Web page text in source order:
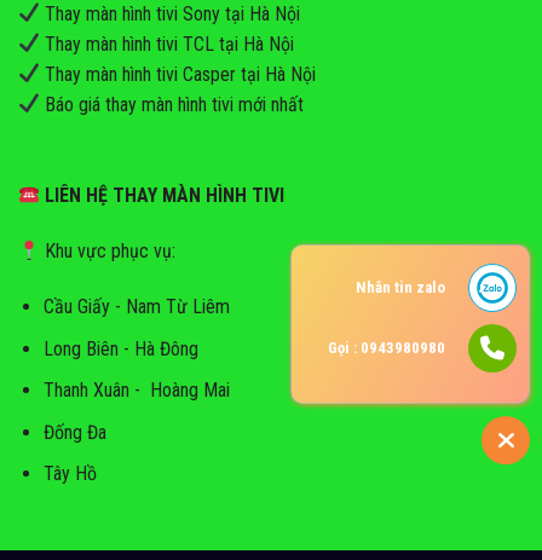
Thay màn hình tivi Sony tại Hà Nội
Thay màn hình tivi TCL tại Hà Nội
Thay màn hình tivi Casper tại Hà Nội
Báo giá thay màn hình tivi mới nhất
LIÊN HỆ THAY MÀN HÌNH TIVI
Khu vực phục vụ:
Cầu Giấy - Nam Từ Liêm
Long Biên - Hà Đông
Thanh Xuân - Hoàng Mai
Đống Đa
Tây Hồ
Nhắn tin zalo
Gọi : 0943980980